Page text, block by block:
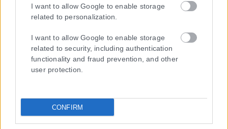
I want to allow Google to enable storage
related to personalization.
I want to allow Google to enable storage
related to security, including authentication
functionality and fraud prevention, and other
user protection.
CONFIRM